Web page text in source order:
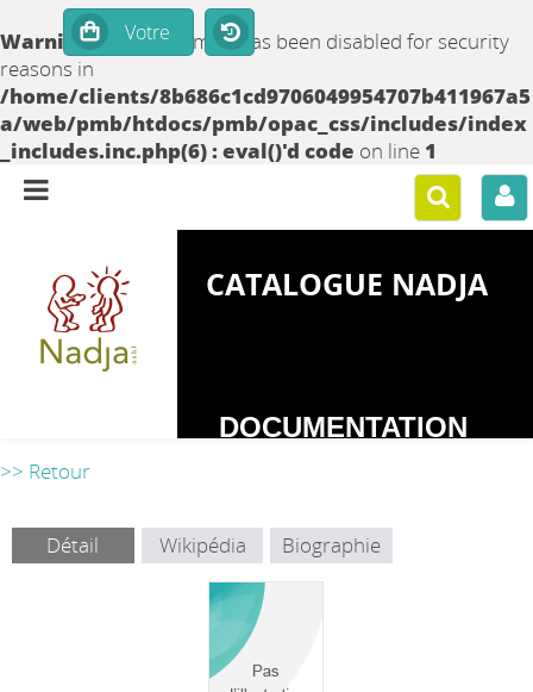
Warning: set_time_limit() has been disabled for security
reasons in
/home/clients/8b686c1cd9706049954707b411967a5
a/web/pmb/htdocs/pmb/opac_css/includes/index
_includes.inc.php(6) : eval()'d code on line 1
CATALOGUE NADJA
DOCUMENTATION
>> Retour
Détail Wikipédia Biographie